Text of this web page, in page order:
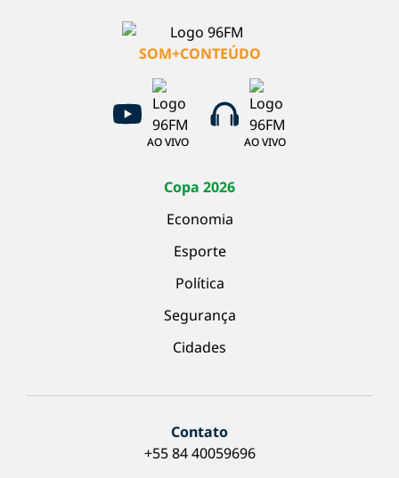
SOM+CONTEÚDO
AO VIVO AO VIVO
Copa 2026
Economia
Esporte
Política
Segurança
Cidades
Contato
+55 84 40059696